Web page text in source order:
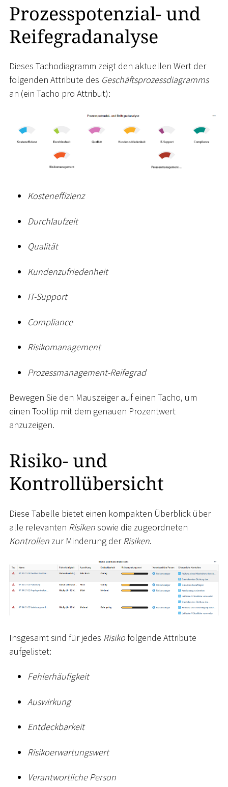
Prozesspotenzial- und
Reifegradanalyse
Dieses Tachodiagramm zeigt den aktuellen Wert der
folgenden Attribute des Geschäftsprozessdiagramms
an (ein Tacho pro Attribut):
Kosteneffizienz
Durchlaufzeit
Qualität
Kundenzufriedenheit
IT-Support
Compliance
Risikomanagement
Prozessmanagement-Reifegrad
Bewegen Sie den Mauszeiger auf einen Tacho, um
einen Tooltip mit dem genauen Prozentwert
anzuzeigen.
Risiko- und
Kontrollübersicht
Diese Tabelle bietet einen kompakten Überblick über
alle relevanten Risikensowie die zugeordneten
Kontrollen zur Minderung derRisiken.
Insgesamt sind für jedes Risiko folgende Attribute
aufgelistet:
Fehlerhäufigkeit
Auswirkung
Entdeckbarkeit
Risikoerwartungswert
Verantwortliche Person